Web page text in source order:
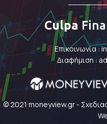
Culpa
Επικοινωνία :
Διαφήμιση :
© 2021 moneyview.gr -